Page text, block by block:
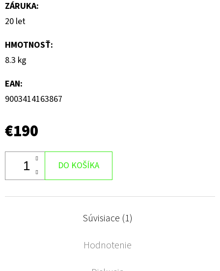
ZÁRUKA:
20 let
HMOTNOSŤ:
8.3 kg
EAN:
9003414163867
€190
DO KOŠÍKA
Súvisiace (1)
Hodnotenie